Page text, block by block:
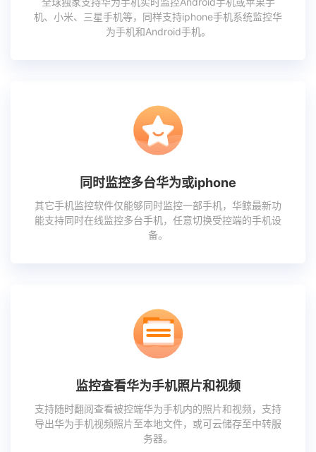
机、小米、三星手机等，同样支持iphone手机系统监控华
为手机和Android手机。
同时监控多台华为或iphone
其它手机监控软件仅能够同时监控一部手机，华鲸最新功
能支持同时在线监控多台手机，任意切换受控端的手机设
备。
监控查看华为手机照片和视频
支持随时翻阅查看被控端华为手机内的照片和视频，支持
导出华为手机视频照片至本地文件，或可云储存至中转服
务器。